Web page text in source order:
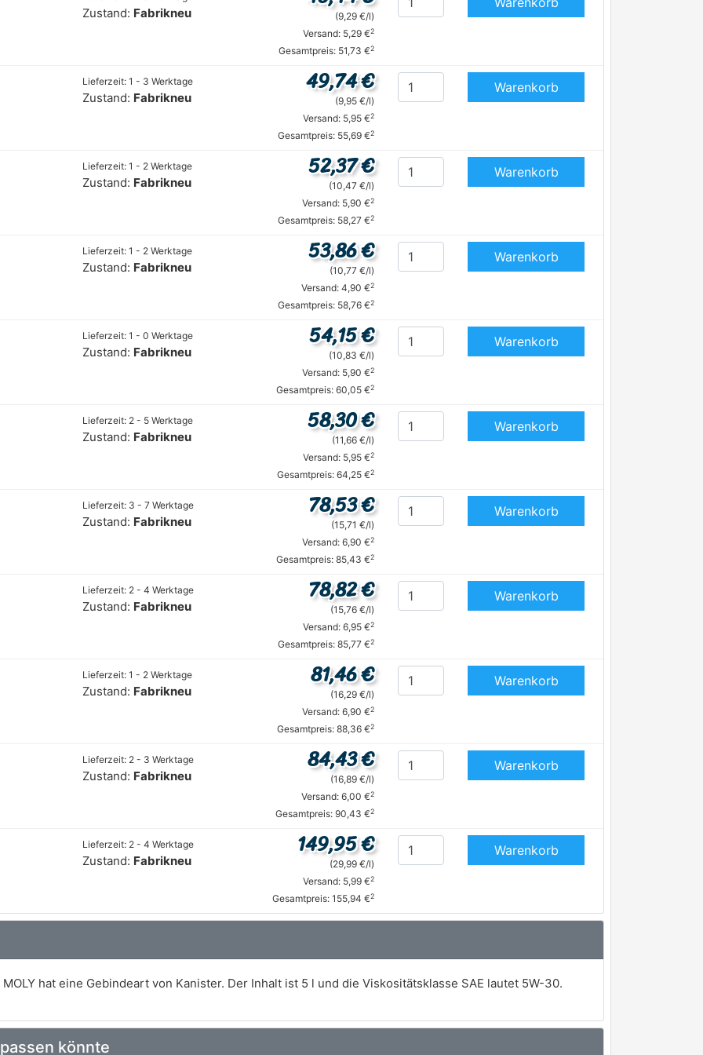
Zustand: Fabrikneu
(9,29 €/l)
Versand: 5,29 €2
Gesamtpreis: 51,73 €2
Lieferzeit: 1 - 3 Werktage
Zustand: Fabrikneu
49,74 €
(9,95 €/l)
Versand: 5,95 €2
Gesamtpreis: 55,69 €2
Warenkorb
Lieferzeit: 1 - 2 Werktage
Zustand: Fabrikneu
52,37 €
(10,47 €/l)
Versand: 5,90 €2
Gesamtpreis: 58,27 €2
Warenkorb
Lieferzeit: 1 - 2 Werktage
Zustand: Fabrikneu
53,86 €
(10,77 €/l)
Versand: 4,90 €2
Gesamtpreis: 58,76 €2
Warenkorb
Lieferzeit: 1 - 0 Werktage
Zustand: Fabrikneu
54,15 €
(10,83 €/l)
Versand: 5,90 €2
Gesamtpreis: 60,05 €2
Warenkorb
Lieferzeit: 2 - 5 Werktage
Zustand: Fabrikneu
58,30 €
(11,66 €/l)
Versand: 5,95 €2
Gesamtpreis: 64,25 €2
Warenkorb
Lieferzeit: 3 - 7 Werktage
Zustand: Fabrikneu
78,53 €
(15,71 €/l)
Versand: 6,90 €2
Gesamtpreis: 85,43 €2
Warenkorb
Lieferzeit: 2 - 4 Werktage
Zustand: Fabrikneu
78,82 €
(15,76 €/l)
Versand: 6,95 €2
Gesamtpreis: 85,77 €2
Warenkorb
Lieferzeit: 1 - 2 Werktage
Zustand: Fabrikneu
81,46 €
(16,29 €/l)
Versand: 6,90 €2
Gesamtpreis: 88,36 €2
Warenkorb
Lieferzeit: 2 - 3 Werktage
Zustand: Fabrikneu
84,43 €
(16,89 €/l)
Versand: 6,00 €2
Gesamtpreis: 90,43 €2
Warenkorb
Lieferzeit: 2 - 4 Werktage
Zustand: Fabrikneu
149,95 €
(29,99 €/l)
Versand: 5,99 €2
Gesamtpreis: 155,94 €2
Warenkorb
hat eine Gebindeart von Kanister. Der Inhalt ist 5 l und die Viskositätsklasse SAE lautet 5W-30.
könnte